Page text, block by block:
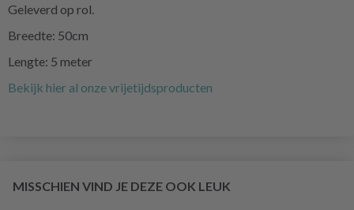
Geleverd op rol.
Breedte: 50cm
Lengte: 5 meter
Bekijk hier al onze vrijetijdsproducten
MISSCHIEN VIND JE DEZE OOK LEUK